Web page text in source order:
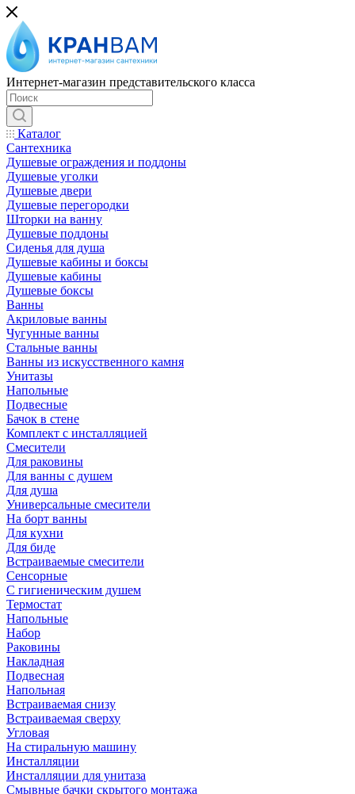
Интернет-магазин представительского класса
Каталог
Сантехника
Душевые ограждения и поддоны
Душевые уголки
Душевые двери
Душевые перегородки
Шторки на ванну
Душевые поддоны
Сиденья для душа
Душевые кабины и боксы
Душевые кабины
Душевые боксы
Ванны
Акриловые ванны
Чугунные ванны
Стальные ванны
Ванны из искусственного камня
Унитазы
Напольные
Подвесные
Бачок в стене
Комплект с инсталляцией
Смесители
Для раковины
Для ванны с душем
Для душа
Универсальные смесители
На борт ванны
Для кухни
Для биде
Встраиваемые смесители
Сенсорные
С гигиеническим душем
Термостат
Напольные
Набор
Раковины
Накладная
Подвесная
Напольная
Встраиваемая снизу
Встраиваемая сверху
Угловая
На стиральную машину
Инсталляции
Инсталляции для унитаза
Смывные бачки скрытого монтажа